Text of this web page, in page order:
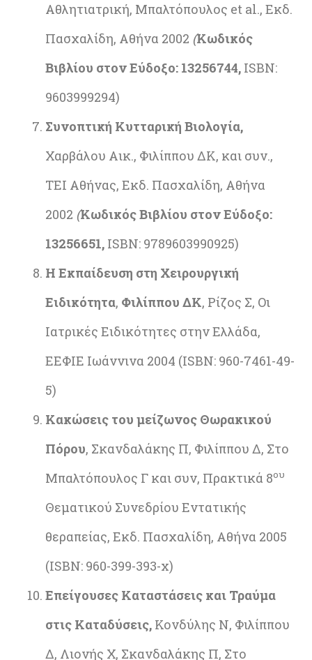
Αθλητιατρική, Μπαλτόπουλος et al., Εκδ.
Πασχαλίδη, Αθήνα 2002 (Κωδικός
Βιβλίου στον Εύδοξο: 13256744, ISBN:
9603999294)
Συνοπτική Κυτταρική Βιολογία,
Χαρβάλου Αικ., Φιλίππου ΔΚ, και συν.,
ΤΕΙ Αθήνας, Εκδ. Πασχαλίδη, Αθήνα
2002 (Κωδικός Βιβλίου στον Εύδοξο:
13256651, ISBN: 9789603990925)
Η Εκπαίδευση στη Χειρουργική
Ειδικότητα, Φιλίππου ΔΚ, Ρίζος Σ, Οι
Ιατρικές Ειδικότητες στην Ελλάδα,
ΕΕΦΙΕ Ιωάννινα 2004 (ISBN: 960-7461-49-
5)
Κακώσεις του μείζωνος Θωρακικού
Πόρου, Σκανδαλάκης Π, Φιλίππου Δ, Στο
Μπαλτόπουλος Γ και συν, Πρακτικά 8ου
Θεματικού Συνεδρίου Εντατικής
θεραπείας, Εκδ. Πασχαλίδη, Αθήνα 2005
(ISBN: 960-399-393-x)
Επείγουσες Καταστάσεις και Τραύμα
στις Καταδύσεις, Κονδύλης Ν, Φιλίππου
Δ, Λιονής Χ, Σκανδαλάκης Π, Στο